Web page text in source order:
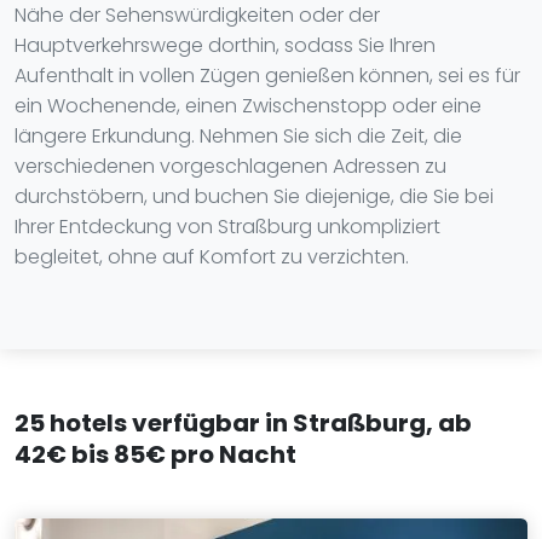
Nähe der Sehenswürdigkeiten oder der
Hauptverkehrswege dorthin, sodass Sie Ihren
Aufenthalt in vollen Zügen genießen können, sei es für
ein Wochenende, einen Zwischenstopp oder eine
längere Erkundung. Nehmen Sie sich die Zeit, die
verschiedenen vorgeschlagenen Adressen zu
durchstöbern, und buchen Sie diejenige, die Sie bei
Ihrer Entdeckung von Straßburg unkompliziert
begleitet, ohne auf Komfort zu verzichten.
25 hotels verfügbar in Straßburg, ab
42€ bis 85€ pro Nacht